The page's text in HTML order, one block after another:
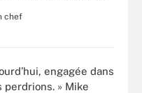
chef
engagée dans
» Mike